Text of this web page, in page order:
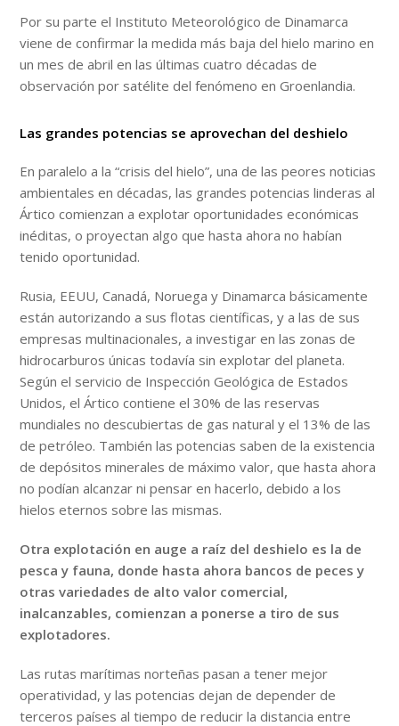
Por su parte el Instituto Meteorológico de Dinamarca
viene de confirmar la medida más baja del hielo marino en
un mes de abril en las últimas cuatro décadas de
observación por satélite del fenómeno en Groenlandia.
Las grandes potencias se aprovechan del deshielo
En paralelo a la “crisis del hielo”, una de las peores noticias
ambientales en décadas, las grandes potencias linderas al
Ártico comienzan a explotar oportunidades económicas
inéditas, o proyectan algo que hasta ahora no habían
tenido oportunidad.
Rusia, EEUU, Canadá, Noruega y Dinamarca básicamente
están autorizando a sus flotas científicas, y a las de sus
empresas multinacionales, a investigar en las zonas de
hidrocarburos únicas todavía sin explotar del planeta.
Según el servicio de Inspección Geológica de Estados
Unidos, el Ártico contiene el 30% de las reservas
mundiales no descubiertas de gas natural y el 13% de las
de petróleo. También las potencias saben de la existencia
de depósitos minerales de máximo valor, que hasta ahora
no podían alcanzar ni pensar en hacerlo, debido a los
hielos eternos sobre las mismas.
Otra explotación en auge a raíz del deshielo es la de
pesca y fauna, donde hasta ahora bancos de peces y
otras variedades de alto valor comercial,
inalcanzables, comienzan a ponerse a tiro de sus
explotadores.
Las rutas marítimas norteñas pasan a tener mejor
operatividad, y las potencias dejan de depender de
terceros países al tiempo de reducir la distancia entre